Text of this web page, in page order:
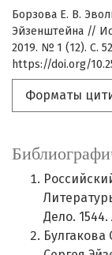
Борзова Е. В.
Эйзенштейна //
2019. № 1 (12). С.
https://doi.org/
Форматы
Дело. 1544.